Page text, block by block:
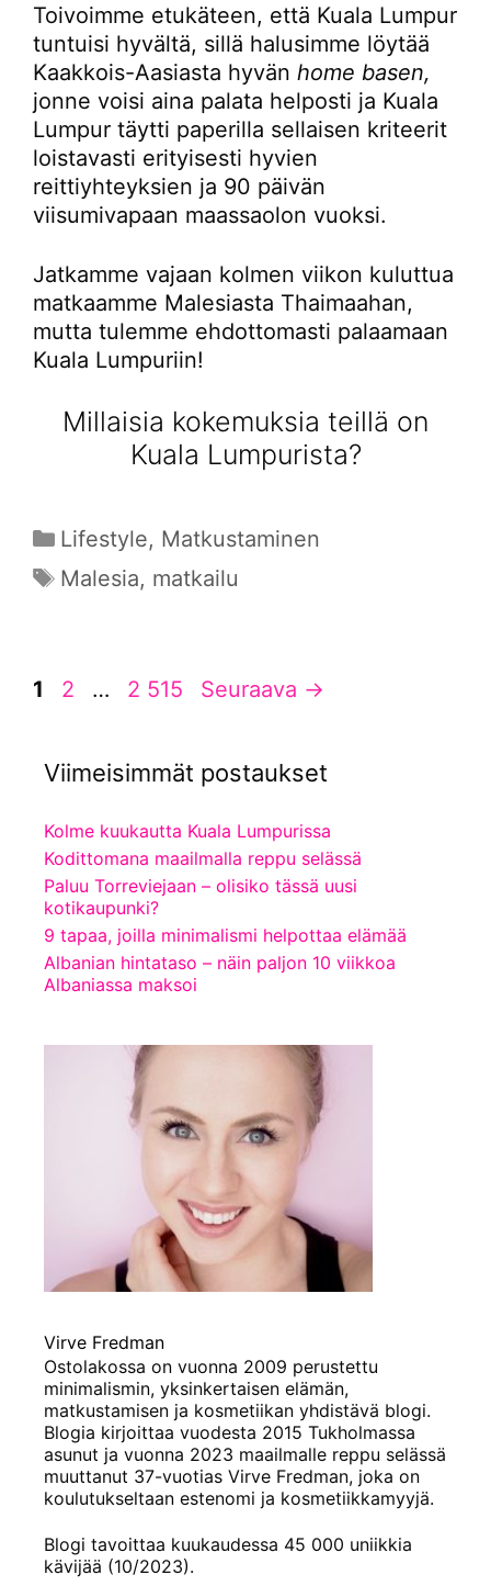
Toivoimme etukäteen, että Kuala Lumpur
tuntuisi hyvältä, sillä halusimme löytää
Kaakkois-Aasiasta hyvän home basen,
jonne voisi aina palata helposti ja Kuala
Lumpur täytti paperilla sellaisen kriteerit
loistavasti erityisesti hyvien
reittiyhteyksien ja 90 päivän
viisumivapaan maassaolon vuoksi.
Jatkamme vajaan kolmen viikon kuluttua
matkaamme Malesiasta Thaimaahan,
mutta tulemme ehdottomasti palaamaan
Kuala Lumpuriin!
Millaisia kokemuksia teillä on
Kuala Lumpurista?
Kategoriat
Lifestyle, Matkustaminen
Avainsanat
Malesia, matkailu
Sivu
1 Sivu
2 … Sivu
2 515 Seuraava →
Viimeisimmät postaukset
Kolme kuukautta Kuala Lumpurissa
Kodittomana maailmalla reppu selässä
Paluu Torreviejaan – olisiko tässä uusi
kotikaupunki?
9 tapaa, joilla minimalismi helpottaa elämää
Albanian hintataso – näin paljon 10 viikkoa
Albaniassa maksoi
Virve Fredman
Ostolakossa on vuonna 2009 perustettu
minimalismin, yksinkertaisen elämän,
matkustamisen ja kosmetiikan yhdistävä blogi.
Blogia kirjoittaa vuodesta 2015 Tukholmassa
asunut ja vuonna 2023 maailmalle reppu selässä
muuttanut 37-vuotias Virve Fredman, joka on
koulutukseltaan estenomi ja kosmetiikkamyyjä.
Blogi tavoittaa kuukaudessa 45 000 uniikkia
kävijää (10/2023).